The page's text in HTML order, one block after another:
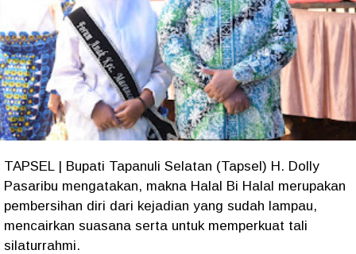
TAPSEL | Bupati Tapanuli Selatan (Tapsel) H. Dolly
Pasaribu mengatakan, makna Halal Bi Halal merupakan
pembersihan diri dari kejadian yang sudah lampau,
mencairkan suasana serta untuk memperkuat tali
silaturrahmi.